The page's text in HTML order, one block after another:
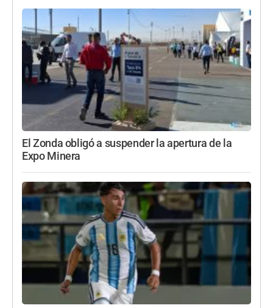
El Zonda obligó a suspender la apertura de la
Expo Minera